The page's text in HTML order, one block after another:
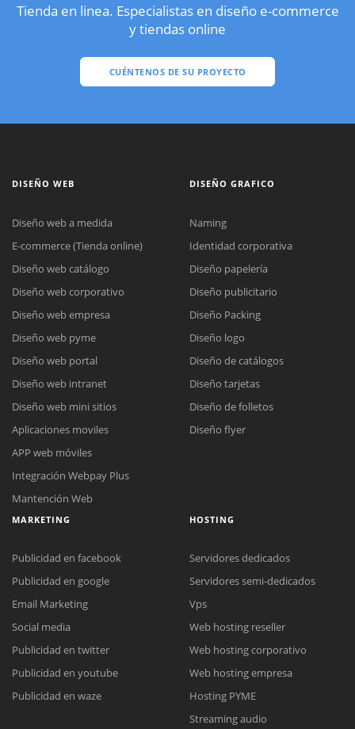
Tienda en linea. Especialistas en diseño e-commerce
y tiendas online
CUÉNTENOS DE SU PROYECTO
Reunión online
Meet para la reunión online.
Cotización
Chat Online
Todos nuestros ejecutivos están fuera de línea. Complete el formulario
DISEÑO WEB
Diseño web a medida
E-commerce (Tienda online)
Diseño web catálogo
Diseño web corporativo
Diseño web empresa
Diseño web pyme
Diseño web portal
Diseño web intranet
Diseño web mini sitios
Aplicaciones moviles
APP web móviles
Integración Webpay Plus
Mantención Web
DISEÑO GRAFICO
Naming
Identidad corporativa
Diseño papelería
Diseño publicitario
Diseño Packing
Diseño logo
Diseño de catálogos
Diseño tarjetas
Diseño de folletos
Diseño flyer
MARKETING
Publicidad en facebook
Publicidad en google
Email Marketing
Social media
Publicidad en twitter
Publicidad en youtube
Publicidad en waze
HOSTING
Servidores dedicados
Servidores semi-dedicados
Vps
Web hosting reseller
Web hosting corporativo
Web hosting empresa
Hosting PYME
Streaming audio